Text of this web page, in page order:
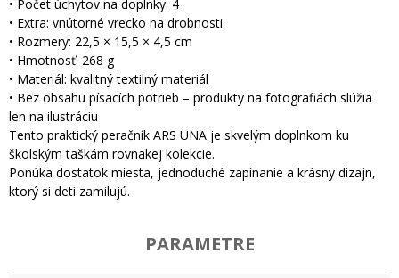
• Počet úchytov na doplnky: 4
• Extra: vnútorné vrecko na drobnosti
• Rozmery: 22,5 × 15,5 × 4,5 cm
• Hmotnosť: 268 g
• Materiál: kvalitný textilný materiál
• Bez obsahu písacích potrieb – produkty na fotografiách slúžia
len na ilustráciu
Tento praktický peračník ARS UNA je skvelým doplnkom ku
školským taškám rovnakej kolekcie.
Ponúka dostatok miesta, jednoduché zapínanie a krásny dizajn,
ktorý si deti zamilujú.
PARAMETRE